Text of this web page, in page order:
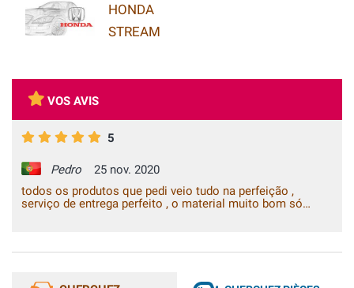
HONDA
STREAM
VOS AVIS
5
Pedro
25 nov. 2020
todos os produtos que pedi veio tudo na perfeição ,
serviço de entrega perfeito , o material muito bom só